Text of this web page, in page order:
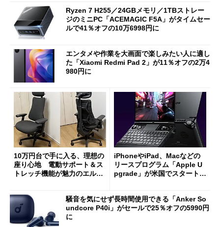
Ryzen 7 H255／24GBメモリ／1TBストレー
ジのミニPC「ACEMAGIC F5A」がタイムセー
ルで41％オフの10万6998円に
エンタメや作業を大画面で楽しみたい人に適し
た「Xiaomi Redmi Pad 2」が11％オフの2万4
980円に
10万円台で手に入る、理想の
座り心地 電動サポート＆ス
トレッチ機能が魅力のエルゴ
iPhoneやiPad、Macなどの
リースプログラム「Apple U
pgrade」が米国でスタート／
ut」が明...
騒音を気にせず長時間使用できる「Anker So
undcore P40i」がセールで25％オフの5990円
に